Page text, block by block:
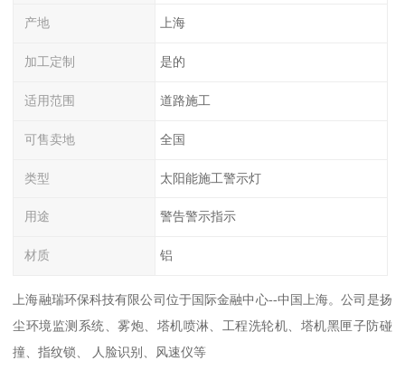
产地 上海
加工定制 是的
适用范围 道路施工
可售卖地 全国
类型 太阳能施工警示灯
用途 警告警示指示
材质 铝
上海融瑞环保科技有限公司位于国际金融中心--中国上海。公司是扬
尘环境监测系统、雾炮、塔机喷淋、工程洗轮机、塔机黑匣子防碰
撞、指纹锁、 人脸识别、风速仪等